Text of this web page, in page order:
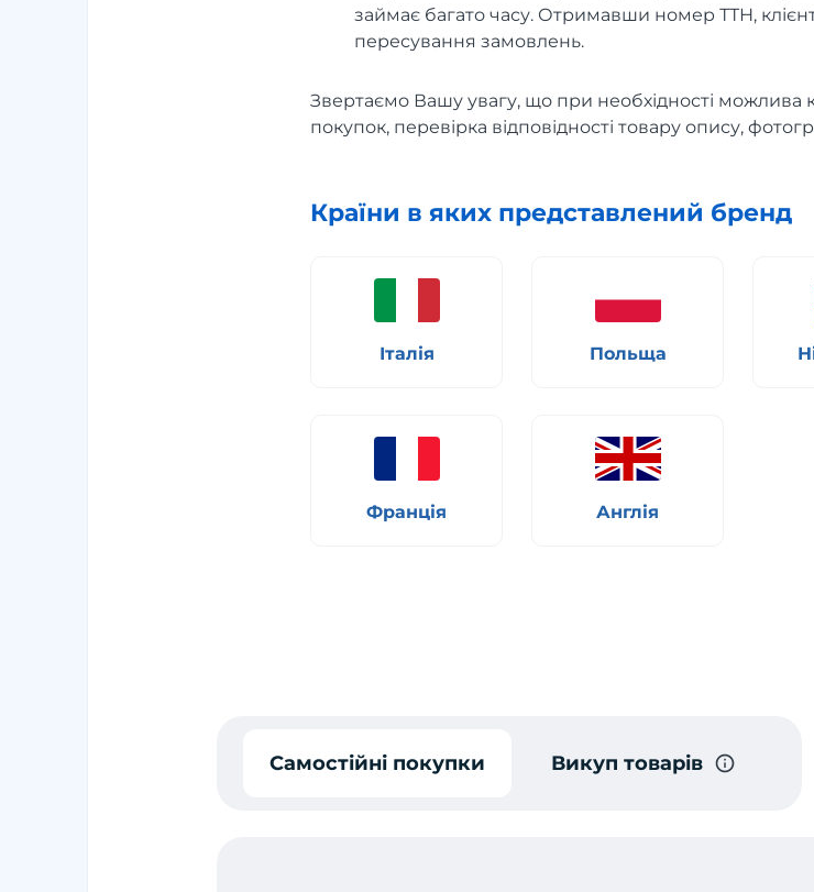
займає багато часу. Отримавши номер ТТН,
пересування замовлень.
Звертаємо Вашу увагу, що при необхідності можлива
покупок, перевірка відповідності товару опису,
Країни в яких представлений бренд
Італія Польща
Франція Англія
Самостійні покупки Викуп товарів